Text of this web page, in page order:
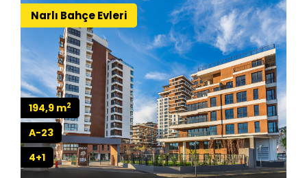
Narlı Bahçe Evleri
194,9 m2
A-23
4+1